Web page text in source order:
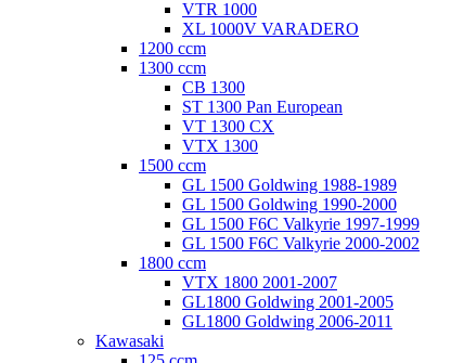
VTR 1000
XL 1000V VARADERO
1200 ccm
1300 ccm
CB 1300
ST 1300 Pan European
VT 1300 CX
VTX 1300
1500 ccm
GL 1500 Goldwing 1988-1989
GL 1500 Goldwing 1990-2000
GL 1500 F6C Valkyrie 1997-1999
GL 1500 F6C Valkyrie 2000-2002
1800 ccm
VTX 1800 2001-2007
GL1800 Goldwing 2001-2005
GL1800 Goldwing 2006-2011
Kawasaki